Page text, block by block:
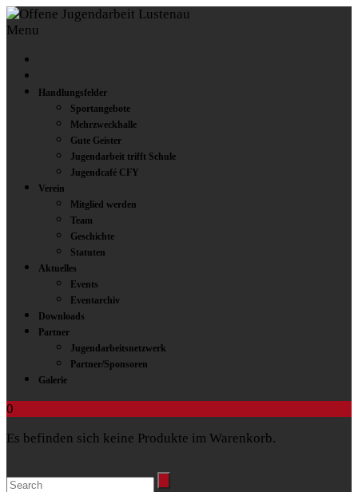
Menu
Handlungsfelder
Sportangebote
Mehrzweckhalle
Gute Geister
Jugendarbeit trifft Schule
Jugendcafé CFY
Verein
Mitglied werden
Team
Geschichte
Statuten
Aktuelles
Events
Eventarchiv
Downloads
Partner
Jugendarbeitsnetzwerk
Partner/Sponsoren
Galerie
0
Es befinden sich keine Produkte im Warenkorb.